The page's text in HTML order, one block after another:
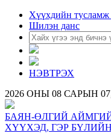
Хүүхдийн тусламж
Шилэн данс
НЭВТРЭХ
2026 ОНЫ 08 САРЫН
БАЯН-ӨЛГИЙ
ХҮҮХЭД, ГЭР